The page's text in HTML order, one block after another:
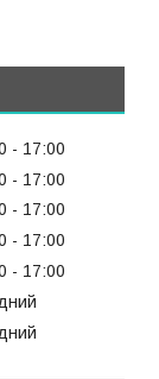
17:00
17:00
17:00
17:00
17:00